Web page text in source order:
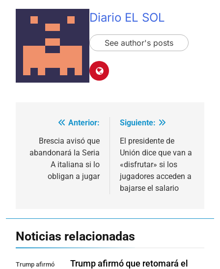
Diario EL SOL
See author's posts
Navegación
entradas
Anterior:
Brescia avisó que
abandonará la Seria
A italiana si lo
obligan a jugar
Siguiente:
El presidente de
Unión dice que van a
«disfrutar» si los
jugadores acceden a
bajarse el salario
Noticias relacionadas
Trump afirmó
Trump afirmó que retomará el